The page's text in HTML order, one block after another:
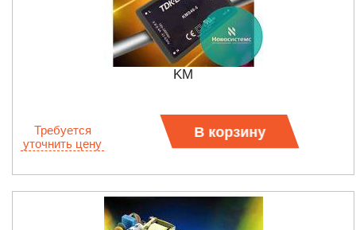
KM
Требуется
уточнить цену
В корзину